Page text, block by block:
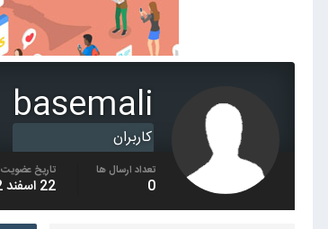
basemali
کاربران
تعداد ارسال ها
0
تاریخ عضویت
22 اسفند 1402